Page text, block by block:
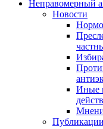
Неправомерный
Новости
Иные
Публикации